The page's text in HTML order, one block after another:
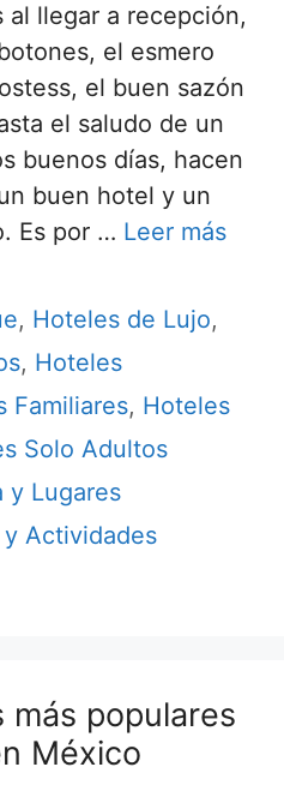
al llegar a recepción,
el esmero
el buen sazón
el saludo de un
buenos días, hacen
buen hotel y un
Es por … Leer más
, Hoteles de Lujo,
, Hoteles
Familiares, Hoteles
Solo Adultos
y Lugares
Actividades
más populares
México